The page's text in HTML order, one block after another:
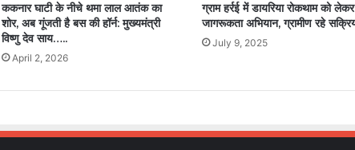
ककनार घाटी के नीचे थमा लाल आतंक का
शोर, अब गूंजती है बस की हॉर्न: मुख्यमंत्री
विष्णु देव साय…..
April 2, 2026
ग्राम हर्रई में डायरिया रोकथाम को लेकर
जागरूकता अभियान, ग्रामीण रहे
July 9, 2025